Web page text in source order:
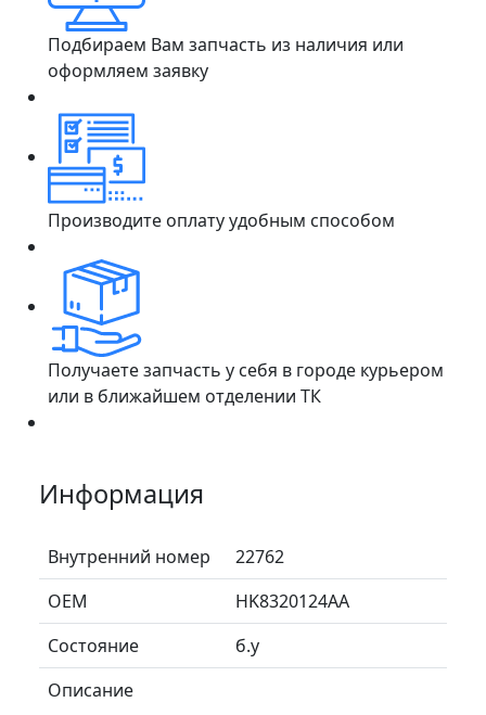
Подбираем Вам запчасть из наличия или
оформляем заявку
Производите оплату удобным способом
Получаете запчасть у себя в городе курьером
или в ближайшем отделении ТК
Информация
Внутренний номер
22762
ОЕМ
HK8320124AA
Состояние
б.у
Описание